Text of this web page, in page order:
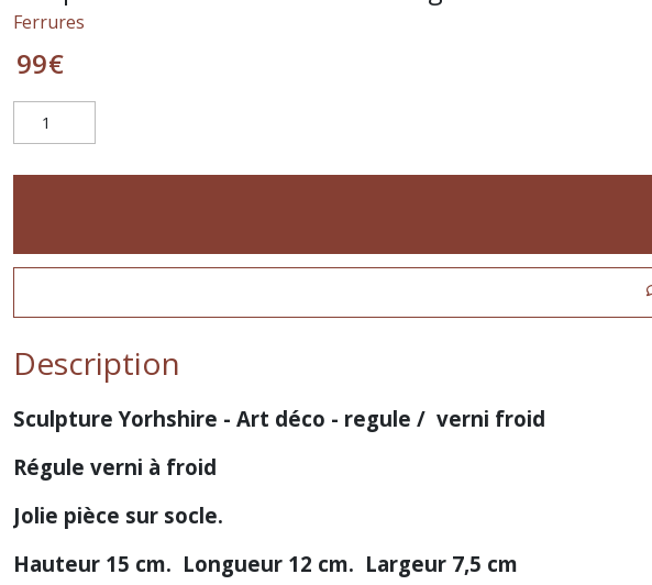
Ferrures
99€
Description
Sculpture Yorhshire - Art déco - regule / verni froid
Régule verni à froid
Jolie pièce sur socle.
Hauteur 15 cm. Longueur 12 cm. Largeur 7,5 cm